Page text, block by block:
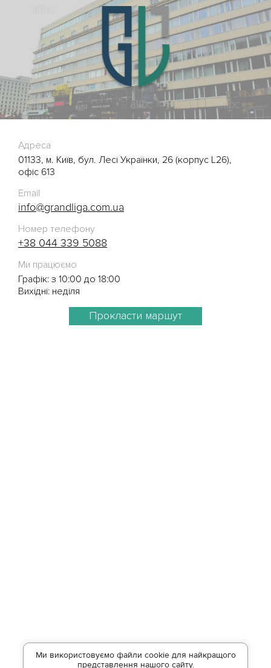
Ми використовуємо файли cookie для найкращого
представлення нашого сайту.
Адреса
01133, м. Київ, бул. Лесі Українки, 26 (корпус L26),
офіс 613
Email
info@grandliga.com.ua
Номер телефону
+38 044 339 5088
Ми працюємо
Графік: з 10:00 до 18:00
Вихідні: неділя
Прокласти маршут